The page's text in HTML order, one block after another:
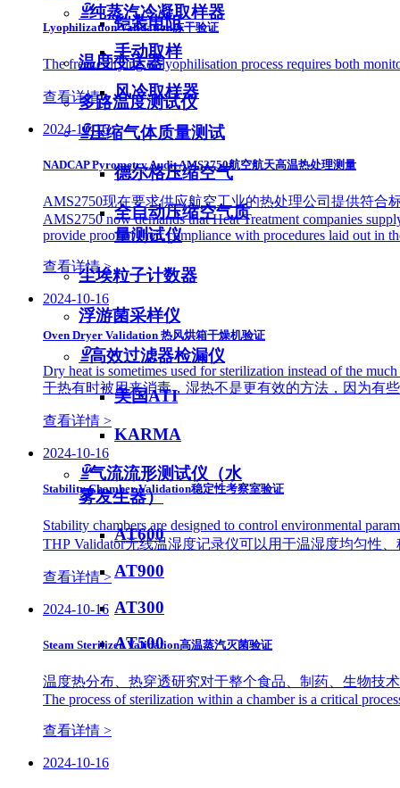
ꁇ纯蒸汽冷凝取样器
手动取样
风冷取样器
ꁇ压缩气体质量测试
德尔格压缩空气
全自动压缩空气质
量测试仪
尘埃粒子计数器
浮游菌采样仪
ꁇ高效过滤器检漏仪
美国ATI
KARMA
ꁇ气流流形测试仪（水
雾发生器）
AT600
AT900
AT300
AT500
铠装电阻
温度变送器
多路温度测试仪
Lyophilization Validation冻干验证
The freeze drying or lyophilisation process requires both
查看详情 >
2024-10-16
NADCAP Pyrometry Audit AMS2750航空航天高温热处理测量
AMS2750现在要求供应航空工业的热处理公司提供符合
AMS2750 now demands that Heat Treatment companies
provide proof of their compliance with procedures laid out in
查看详情 >
2024-10-16
Oven Dryer Validation 热风烘箱干燥机验证
Dry heat is sometimes used for sterilization instead of the
干热有时被用来消毒，湿热不是更有效的方法，因为有
查看详情 >
2024-10-16
Stability Chamber Validation稳定性考察室验证
Stability chambers are designed to control environmental
THP Validator无线温湿度记录仪可以用于温湿度均匀性
查看详情 >
2024-10-16
Steam Sterilizer Validation高温蒸汽灭菌验证
温度热分布、热穿透研究对于整个食品、制药、生物技
The process of sterilization within a chamber is a critical
查看详情 >
2024-10-16